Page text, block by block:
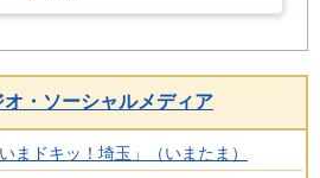
・ソーシャルメディア
まドキッ！埼玉」（いまたま）